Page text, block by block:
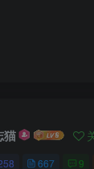
猫
667 9